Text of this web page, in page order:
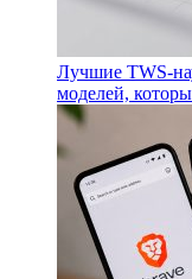
Лучшие TWS-
моделей,